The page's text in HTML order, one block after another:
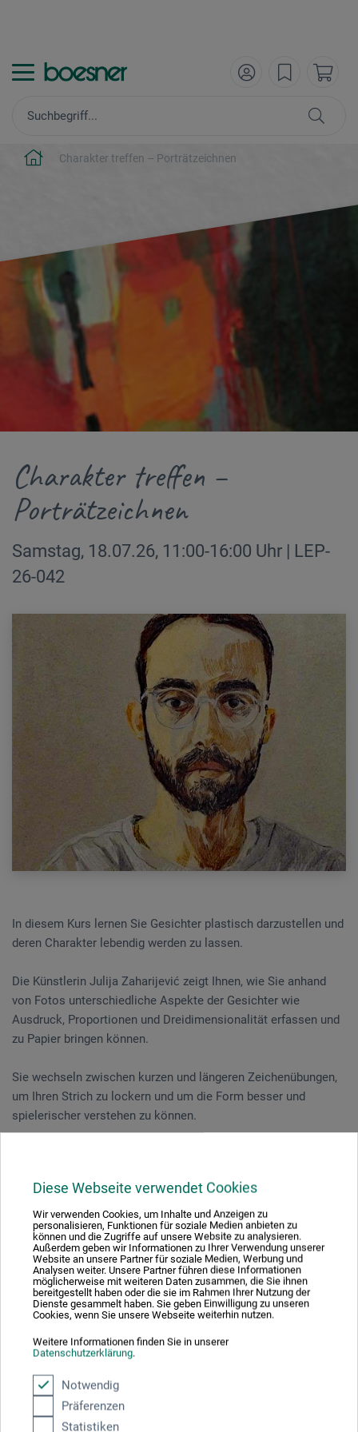
Diese Webseite verwendet Cookies
Wir verwenden Cookies, um Inhalte und Anzeigen zu
personalisieren, Funktionen für soziale Medien anbieten zu
können und die Zugriffe auf unsere Website zu analysieren.
Außerdem geben wir Informationen zu Ihrer Verwendung unserer
Website an unsere Partner für soziale Medien, Werbung und
Analysen weiter. Unsere Partner führen diese Informationen
möglicherweise mit weiteren Daten zusammen, die Sie ihnen
bereitgestellt haben oder die sie im Rahmen Ihrer Nutzung der
Dienste gesammelt haben. Sie geben Einwilligung zu unseren
Cookies, wenn Sie unsere Webseite weiterhin nutzen.
Weitere Informationen finden Sie in unserer
Datenschutzerklärung.
Notwendig
Präferenzen
Statistiken
Charakter treffen – Porträtzeichnen
Charakter treffen –
Porträtzeichnen
Samstag, 18.07.26, 11:00-16:00 Uhr | LEP-
26-042
In diesem Kurs lernen Sie Gesichter plastisch darzustellen und
deren Charakter lebendig werden zu lassen.
Die Künstlerin Julija Zaharijević zeigt Ihnen, wie Sie anhand
von Fotos unterschiedliche Aspekte der Gesichter wie
Ausdruck, Proportionen und Dreidimensionalität erfassen und
zu Papier bringen können.
Sie wechseln zwischen kurzen und längeren Zeichenübungen,
um Ihren Strich zu lockern und um die Form besser und
spielerischer verstehen zu können.
Veranstaltungsdatum
18. Jul. 2026
11:00 - 16:00 Uhr
Sie schauen derzeitig auf eine vergangene
Veranstaltungsort